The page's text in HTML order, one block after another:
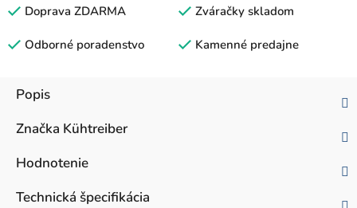
Doprava ZDARMA Zváračky skladom
Odborné poradenstvo Kamenné predajne
Popis
Značka Kühtreiber
Hodnotenie
Technická špecifikácia